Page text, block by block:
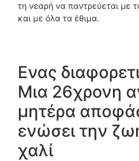
τη νεαρή να παντρεύεται με
και με όλα τα έθιμα.
Ενας
Μια 26χρονη
μητέρα
ενώσει την
χαλί